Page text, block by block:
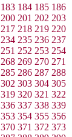
183 184 185 186
200 201 202 203
217 218 219 220
234 235 236 237
251 252 253 254
268 269 270 271
285 286 287 288
302 303 304 305
319 320 321 322
336 337 338 339
353 354 355 356
370 371 372 373